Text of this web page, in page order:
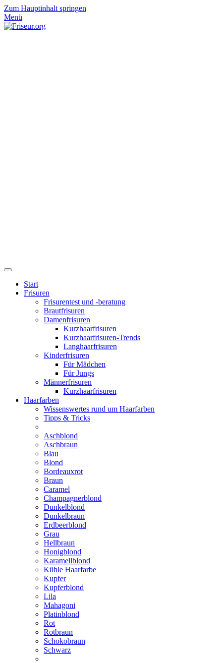
Zum Hauptinhalt springen
Menü
Start
Frisuren
Frisurentest und -beratung
Brautfrisuren
Damenfrisuren
Kurzhaarfrisuren
Kurzhaarfrisuren-Trends
Langhaarfrisuren
Kinderfrisuren
Für Mädchen
Für Jungs
Männerfrisuren
Kurzhaarfrisuren
Haarfarben
Wissenswertes rund um Haarfarben
Tipps & Tricks
Aschblond
Aschbraun
Blau
Blond
Bordeauxrot
Braun
Caramel
Champagnerblond
Dunkelblond
Dunkelbraun
Erdbeerblond
Grau
Hellbraun
Honigblond
Karamellblond
Kühle Haarfarbe
Kupfer
Kupferblond
Lila
Mahagoni
Platinblond
Rot
Rotbraun
Schokobraun
Schwarz